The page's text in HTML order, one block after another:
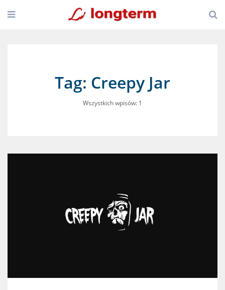
Tag: Creepy Jar
Wszystkich wpisów: 1